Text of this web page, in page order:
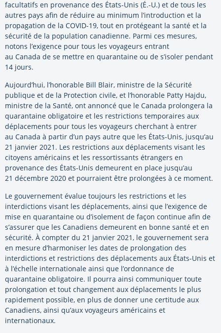
facultatifs en provenance des États-Unis (É.-U.) et de tous les
autres pays afin de réduire au minimum l’introduction et la
propagation de la COVID-19, tout en protégeant la santé et la
sécurité de la population canadienne. Parmi ces mesures,
notons l’exigence pour tous les voyageurs entrant
au Canada de se mettre en quarantaine ou de s’isoler pendant
14 jours.
Aujourd’hui, l’honorable Bill Blair, ministre de la Sécurité
publique et de la Protection civile, et l’honorable Patty Hajdu,
ministre de la Santé, ont annoncé que le Canada prolongera la
quarantaine obligatoire et les restrictions temporaires aux
déplacements pour tous les voyageurs cherchant à entrer
au Canada à partir d’un pays autre que les États-Unis, jusqu’au
21 janvier 2021. Les restrictions aux déplacements visant les
citoyens américains et les ressortissants étrangers en
provenance des États-Unis demeurent en place jusqu’au
21 décembre 2020 et pourraient être prolongées à ce moment.
Le gouvernement évalue toujours les restrictions et les
interdictions visant les déplacements, ainsi que l’exigence de
mise en quarantaine ou d’isolement de façon continue afin de
s’assurer que les Canadiens demeurent en bonne santé et en
sécurité. À compter du 21 janvier 2021, le gouvernement sera
en mesure d’harmoniser les dates de prolongation des
interdictions et restrictions des déplacements aux États-Unis et
à l’échelle internationale ainsi que l’ordonnance de
quarantaine obligatoire. Il pourra ainsi communiquer toute
prolongation et tout changement aux déplacements le plus
rapidement possible, en plus de donner une certitude aux
Canadiens, ainsi qu’aux voyageurs américains et
internationaux.